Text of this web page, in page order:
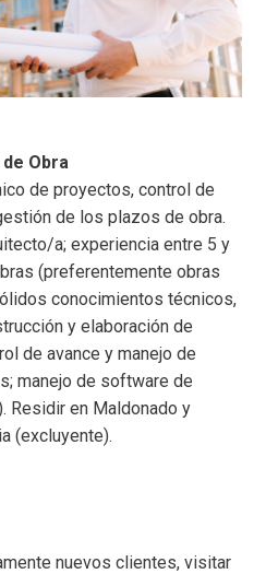
Obra
de proyectos, control de
de los plazos de obra.
a; experiencia entre 5 y
(preferentemente obras
conocimientos técnicos,
y elaboración de
de avance y manejo de
manejo de software de
Residir en Maldonado y
(excluyente).
nuevos clientes, visitar